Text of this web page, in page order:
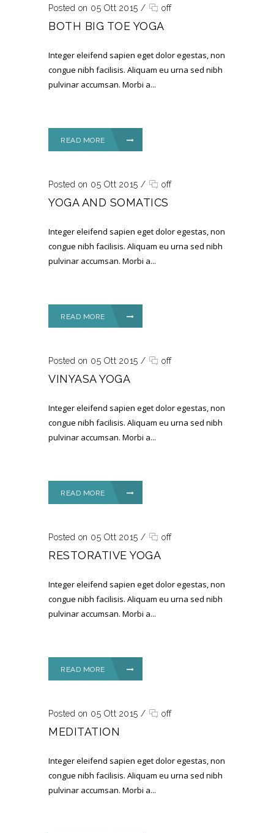
Posted on 05 Ott 2015 / off
BOTH BIG TOE YOGA
Integer eleifend sapien eget dolor egestas, non
congue nibh facilisis. Aliquam eu urna sed nibh
pulvinar accumsan. Morbi a...
READ MORE
Posted on 05 Ott 2015 / off
YOGA AND SOMATICS
Integer eleifend sapien eget dolor egestas, non
congue nibh facilisis. Aliquam eu urna sed nibh
pulvinar accumsan. Morbi a...
READ MORE
Posted on 05 Ott 2015 / off
VINYASA YOGA
Integer eleifend sapien eget dolor egestas, non
congue nibh facilisis. Aliquam eu urna sed nibh
pulvinar accumsan. Morbi a...
READ MORE
Posted on 05 Ott 2015 / off
RESTORATIVE YOGA
Integer eleifend sapien eget dolor egestas, non
congue nibh facilisis. Aliquam eu urna sed nibh
pulvinar accumsan. Morbi a...
READ MORE
Posted on 05 Ott 2015 / off
MEDITATION
Integer eleifend sapien eget dolor egestas, non
congue nibh facilisis. Aliquam eu urna sed nibh
pulvinar accumsan. Morbi a...